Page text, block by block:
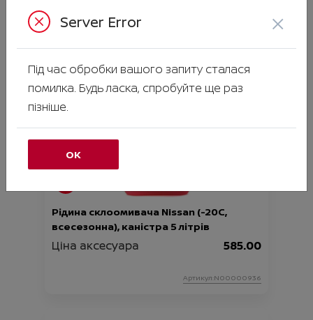
Ціна аксесуара
Артикул:N00000935
Рідина склоомивача Nissan (-20С,
всесезонна), каністра 5 літрів
Ціна аксесуара 585.00
Артикул:N00000936
Server Error ×
Під час обробки вашого запиту сталася
помилка. Будь ласка, спробуйте ще раз
пізніше.
ОК